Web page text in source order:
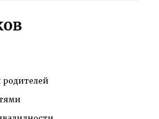
родителей